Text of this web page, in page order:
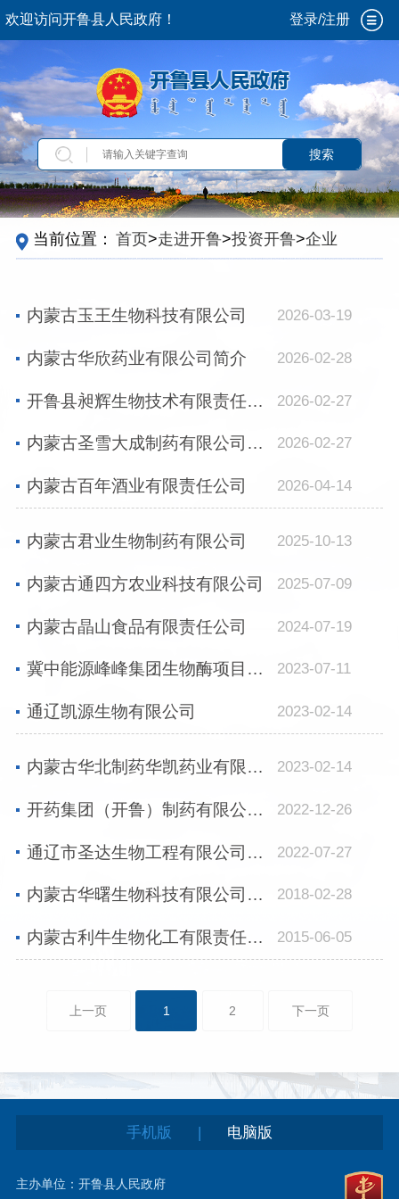
欢迎访问开鲁县人民政府！ 登录/注册
搜索
当前位置： 首页>走进开鲁>投资开鲁>企业名
录
内蒙古玉王生物科技有限公司 2026-03-19
内蒙古华欣药业有限公司简介 2026-02-28
开鲁县昶辉生物技术有限责任公司 2026-02-27
内蒙古圣雪大成制药有限公司情况简介 2026-02-27
内蒙古百年酒业有限责任公司 2026-04-14
内蒙古君业生物制药有限公司 2025-10-13
内蒙古通四方农业科技有限公司 2025-07-09
内蒙古晶山食品有限责任公司 2024-07-19
冀中能源峰峰集团生物酶项目简介 2023-07-11
通辽凯源生物有限公司 2023-02-14
内蒙古华北制药华凯药业有限公司 2023-02-14
开药集团（开鲁）制药有限公司简介 2022-12-26
通辽市圣达生物工程有限公司简介 2022-07-27
内蒙古华曙生物科技有限公司简介 2018-02-28
内蒙古利牛生物化工有限责任公司 2015-06-05
上一页 1 2 下一页
手机版 | 电脑版
主办单位：开鲁县人民政府